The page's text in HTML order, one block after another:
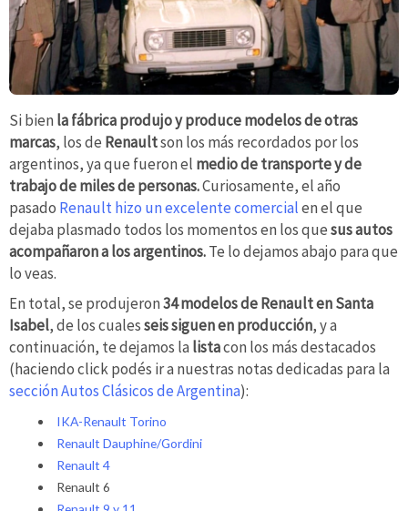
Si bien la fábrica produjo y produce modelos de otras
marcas, los de Renaultson los más recordados por los
argentinos, ya que fueron el medio de transporte y de
trabajo de miles de personas.Curiosamente, el año
pasado Renault hizo un excelente comercialen el que
dejaba plasmado todos los momentos en los quesus autos
acompañaron a los argentinos.Te lo dejamos abajo para que
lo veas.
En total, se produjeron34 modelos de Renault en Santa
Isabel, de los cualesseis siguen en producción, y a
continuación, te dejamos la listacon los más destacados
(haciendo click podés ir a nuestras notas dedicadas para la
sección Autos Clásicos de Argentina):
IKA-Renault Torino
Renault Dauphine/Gordini
Renault 4
Renault 6